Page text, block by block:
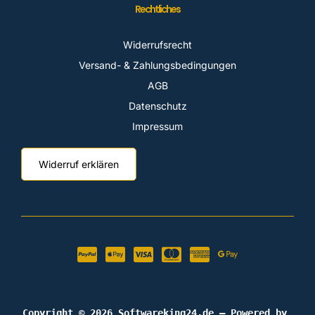
Rechtliches
Widerrufsrecht
Versand- & Zahlungsbedingungen
AGB
Datenschutz
Impressum
Widerruf erklären